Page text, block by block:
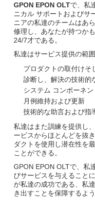
GPON EPON OLTで、私
ニカル サポートおよびサ
ニアの私達のチームはあ
修理し、あなたが持つか
24/7才である。
私達はサービス提供の範
プロダクトの取付けそ
診断し、解決の技術的
システム コンポーネ
月例維持および更新
技術的な助言および指
私達はまた訓練を提供し
ービスからほとんどを抜
ダクトを使用し潜在性を
ことができる。
GPON EPON OLTで、私
びサービスを与えること
が私達の成功である、私
き出すことを保障するよ